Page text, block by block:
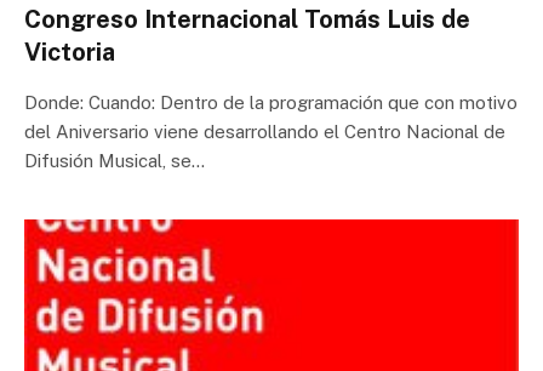
Congreso Internacional Tomás Luis de
Victoria
Donde: Cuando: Dentro de la programación que con motivo
del Aniversario viene desarrollando el Centro Nacional de
Difusión Musical, se…